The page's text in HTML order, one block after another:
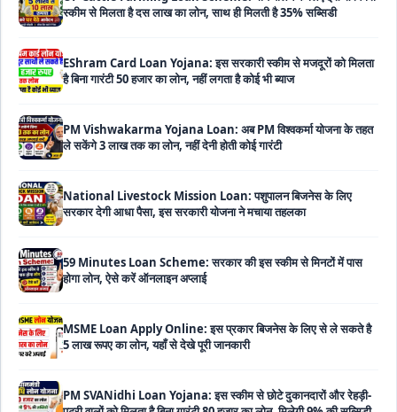
EShram Card Loan Yojana: इस सरकारी स्कीम से मजदूरों को मिलता
PM Vishwakarma Yojana Loan: अब PM विश्वकर्मा योजना के तहत
National Livestock Mission Loan: पशुपालन बिजनेस के लिए
59 Minutes Loan Scheme: सरकार की इस स्कीम से मिनटों में पास
MSME Loan Apply Online: इस प्रकार बिजनेस के लिए से ले सकते है
PM SVANidhi Loan Yojana: इस स्कीम से छोटे दुकानदारों और रेहड़ी-